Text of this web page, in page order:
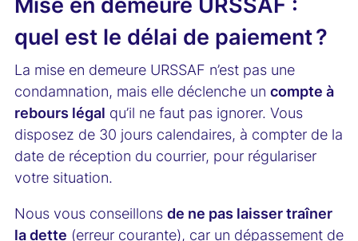
quel est le délai de paiement ?
La mise en demeure URSSAF n’est pas une
condamnation, mais elle déclenche un compte à
rebours légal qu’il ne faut pas ignorer. Vous
disposez de 30 jours calendaires, à compter de la
date de réception du courrier, pour régulariser
votre situation.
Nous vous conseillons de ne pas laisser traîner
la dette (erreur courante), car un dépassement de